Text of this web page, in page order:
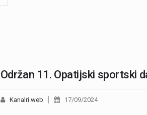
Održan 11. Opatijski sportski
Kanalri.web 17/09/2024